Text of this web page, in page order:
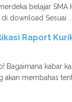
belajar SMA
download Sesuai ...
Raport
Bagaimana kabar
akan membahas